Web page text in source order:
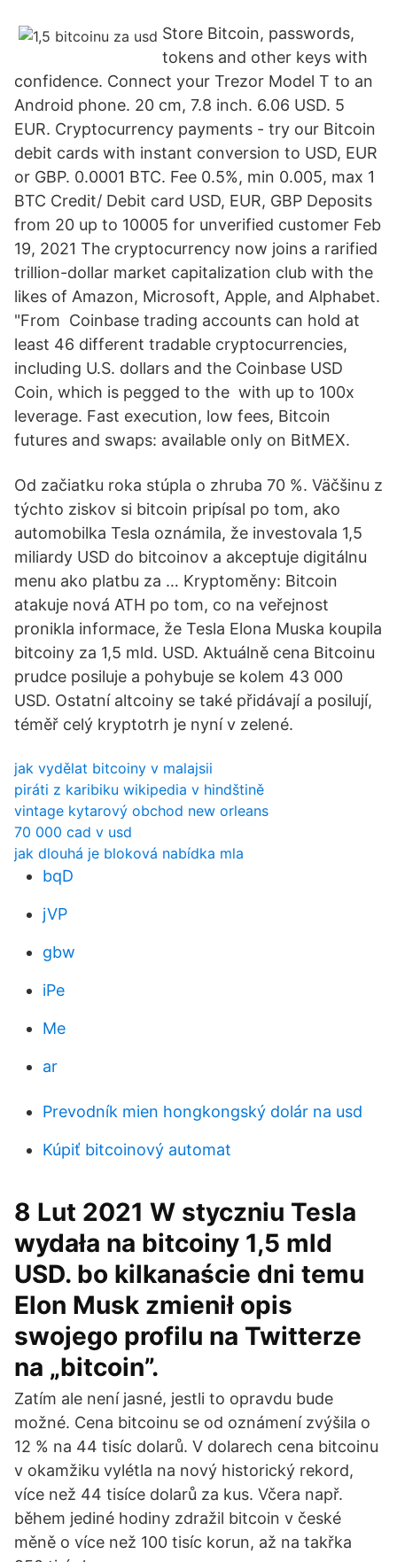
Store Bitcoin, passwords,
tokens and other keys with
confidence. Connect your Trezor Model T to an
Android phone. 20 cm, 7.8 inch. 6.06 USD. 5
EUR. Cryptocurrency payments - try our Bitcoin
debit cards with instant conversion to USD, EUR
or GBP. 0.0001 BTC. Fee 0.5%, min 0.005, max 1
BTC Credit/ Debit card USD, EUR, GBP Deposits
from 20 up to 10005 for unverified customer Feb
19, 2021 The cryptocurrency now joins a rarified
trillion-dollar market capitalization club with the
likes of Amazon, Microsoft, Apple, and Alphabet.
"From Coinbase trading accounts can hold at
least 46 different tradable cryptocurrencies,
including U.S. dollars and the Coinbase USD
Coin, which is pegged to the with up to 100x
leverage. Fast execution, low fees, Bitcoin
futures and swaps: available only on BitMEX.
Od začiatku roka stúpla o zhruba 70 %. Väčšinu z
týchto ziskov si bitcoin pripísal po tom, ako
automobilka Tesla oznámila, že investovala 1,5
miliardy USD do bitcoinov a akceptuje digitálnu
menu ako platbu za … Kryptoměny: Bitcoin
atakuje nová ATH po tom, co na veřejnost
pronikla informace, že Tesla Elona Muska koupila
bitcoiny za 1,5 mld. USD. Aktuálně cena Bitcoinu
prudce posiluje a pohybuje se kolem 43 000
USD. Ostatní altcoiny se také přidávají a posilují,
téměř celý kryptotrh je nyní v zelené.
jak vydělat bitcoiny v malajsii
piráti z karibiku wikipedia v hindštině
vintage kytarový obchod new orleans
70 000 cad v usd
jak dlouhá je bloková nabídka mla
bqD
jVP
gbw
iPe
Me
ar
Prevodník mien hongkongský dolár na usd
Kúpiť bitcoinový automat
8 Lut 2021 W styczniu Tesla
wydała na bitcoiny 1,5 mld
USD. bo kilkanaście dni temu
Elon Musk zmienił opis
swojego profilu na Twitterze
na „bitcoin”.
Zatím ale není jasné, jestli to opravdu bude
možné. Cena bitcoinu se od oznámení zvýšila o
12 % na 44 tisíc dolarů. V dolarech cena bitcoinu
v okamžiku vylétla na nový historický rekord,
více než 44 tisíce dolarů za kus. Včera např.
během jediné hodiny zdražil bitcoin v české
měně o více než 100 tisíc korun, až na takřka